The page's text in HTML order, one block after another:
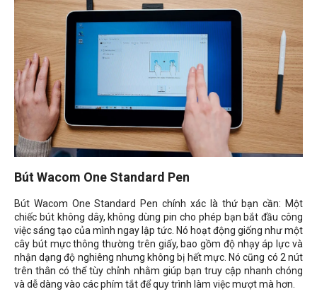
Bút Wacom One Standard Pen
Bút Wacom One Standard Pen chính xác là thứ bạn cần: Một
chiếc bút không dây, không dùng pin cho phép bạn bắt đầu công
việc sáng tạo của mình ngay lập tức. Nó hoạt động giống như một
cây bút mực thông thường trên giấy, bao gồm độ nhạy áp lực và
nhận dạng độ nghiêng nhưng không bị hết mực. Nó cũng có 2 nút
trên thân có thể tùy chỉnh nhằm giúp bạn truy cập nhanh chóng
và dễ dàng vào các phím tắt để quy trình làm việc mượt mà hơn.